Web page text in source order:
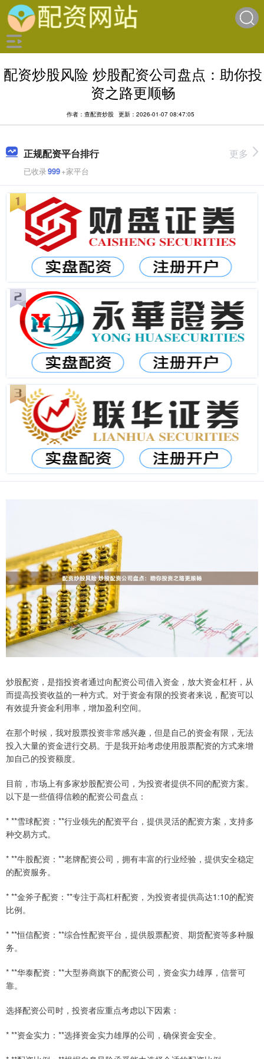
配资炒股风险 炒股配资公司盘点：助你投
资之路更顺畅
作者：查配资炒股 更新：2026-01-07 08:47:05
正规配资平台排行
已收录999+家平台
更多
炒股配资，是指投资者通过向配资公司借入资金，放大资金杠杆，从
而提高投资收益的一种方式。对于资金有限的投资者来说，配资可以
有效提升资金利用率，增加盈利空间。
在那个时候，我对股票投资非常感兴趣，但是自己的资金有限，无法
投入大量的资金进行交易。于是我开始考虑使用股票配资的方式来增
加自己的投资额度。
目前，市场上有多家炒股配资公司，为投资者提供不同的配资方案。
以下是一些值得信赖的配资公司盘点：
* **雪球配资：**行业领先的配资平台，提供灵活的配资方案，支持多
种交易方式。
* **牛股配资：**老牌配资公司，拥有丰富的行业经验，提供安全稳定
的配资服务。
* **金斧子配资：**专注于高杠杆配资，为投资者提供高达1:10的配资
比例。
* **恒信配资：**综合性配资平台，提供股票配资、期货配资等多种服
务。
* **华泰配资：**大型券商旗下的配资公司，资金实力雄厚，信誉可
靠。
选择配资公司时，投资者应重点考虑以下因素：
* **资金实力：**选择资金实力雄厚的公司，确保资金安全。